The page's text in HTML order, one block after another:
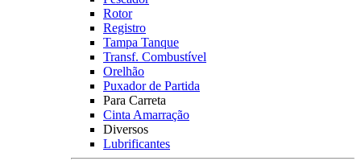
Rotor
Registro
Tampa Tanque
Transf. Combustível
Orelhão
Puxador de Partida
Para Carreta
Cinta Amarração
Diversos
Lubrificantes